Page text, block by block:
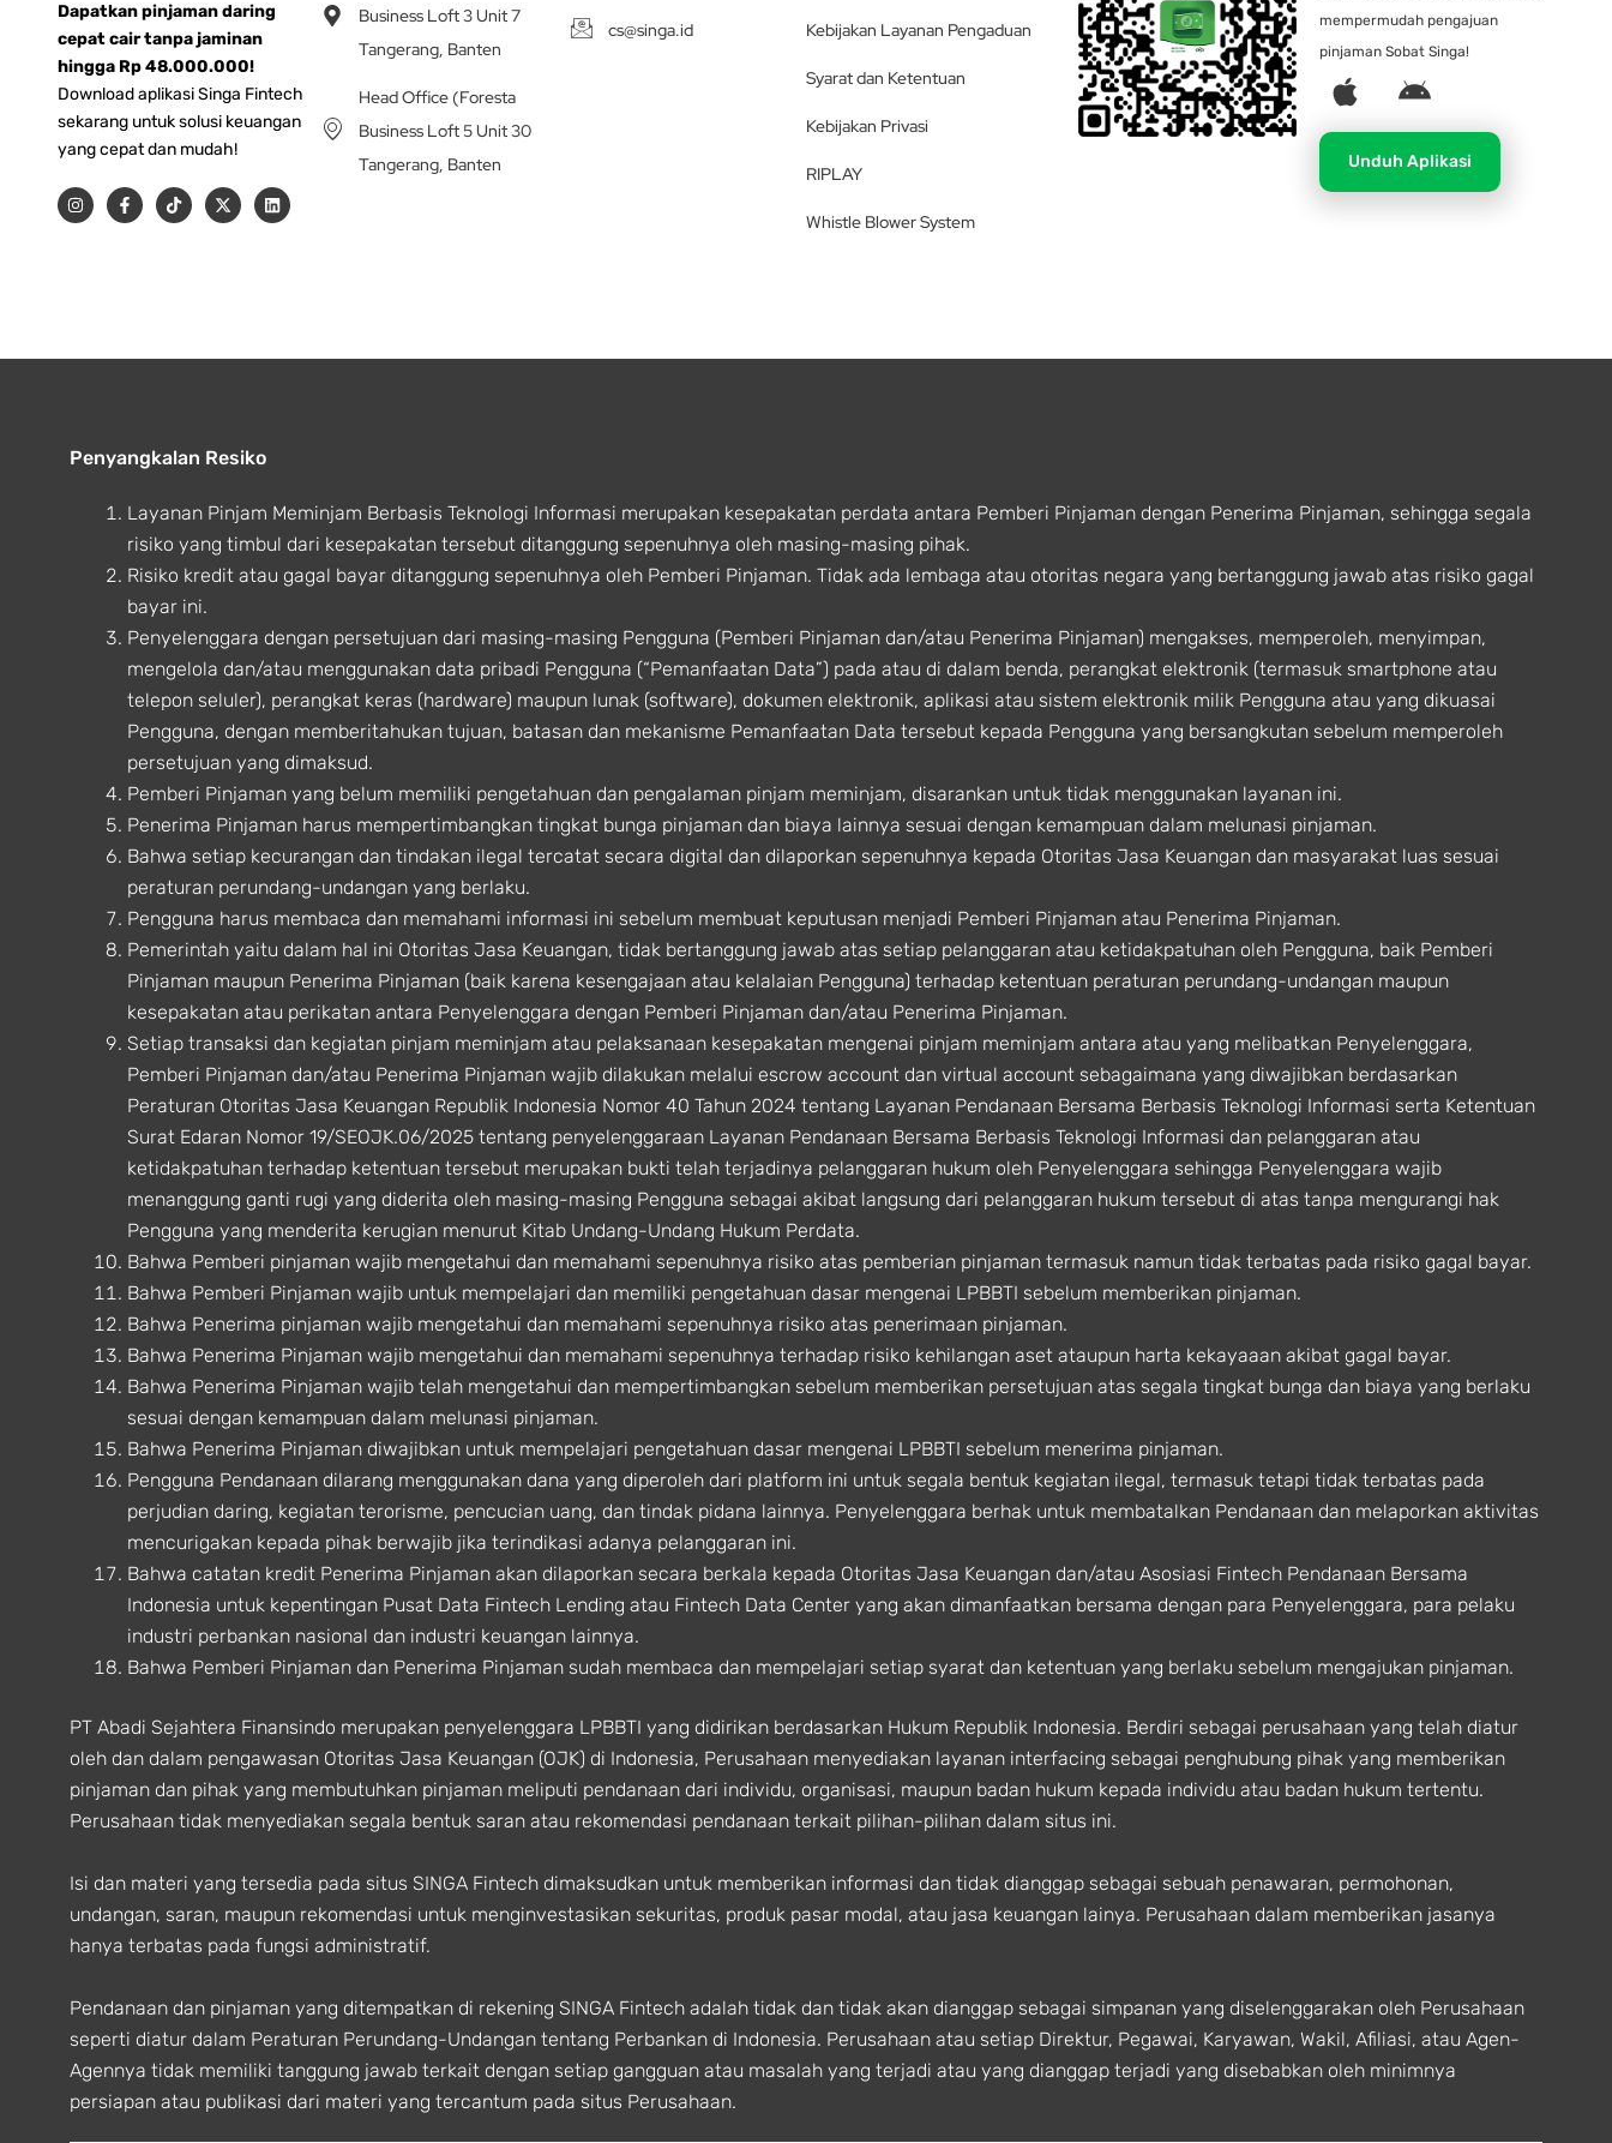
Dapatkan pinjaman daring
cepat cair tanpa jaminan
hingga Rp 48.000.000!
Download aplikasi Singa Fintech
sekarang untuk solusi keuangan
yang cepat dan mudah!
I
n
s
F
a
c
T
i
k
X
-
t
L
i
n
Business Loft 3 Unit 7
Tangerang, Banten
Head Office (Foresta
Business Loft 5 Unit 30
Tangerang, Banten
cs@singa.id Kebijakan Layanan Pengaduan
Syarat dan Ketentuan
Kebijakan Privasi
RIPLAY
Whistle Blower System
mempermudah pengajuan
pinjaman Sobat Singa!
A
p
p
l
e
A
n
d
r
o
Unduh Aplikasi
Penyangkalan Resiko
Layanan Pinjam Meminjam Berbasis Teknologi Informasi merupakan kesepakatan perdata antara Pemberi Pinjaman dengan Penerima Pinjaman, sehingga segala
risiko yang timbul dari kesepakatan tersebut ditanggung sepenuhnya oleh masing-masing pihak.
Risiko kredit atau gagal bayar ditanggung sepenuhnya oleh Pemberi Pinjaman. Tidak ada lembaga atau otoritas negara yang bertanggung jawab atas risiko gagal
bayar ini.
Penyelenggara dengan persetujuan dari masing-masing Pengguna (Pemberi Pinjaman dan/atau Penerima Pinjaman) mengakses, memperoleh, menyimpan,
mengelola dan/atau menggunakan data pribadi Pengguna (“Pemanfaatan Data”) pada atau di dalam benda, perangkat elektronik (termasuk smartphone atau
telepon seluler), perangkat keras (hardware) maupun lunak (software), dokumen elektronik, aplikasi atau sistem elektronik milik Pengguna atau yang dikuasai
Pengguna, dengan memberitahukan tujuan, batasan dan mekanisme Pemanfaatan Data tersebut kepada Pengguna yang bersangkutan sebelum memperoleh
persetujuan yang dimaksud.
Pemberi Pinjaman yang belum memiliki pengetahuan dan pengalaman pinjam meminjam, disarankan untuk tidak menggunakan layanan ini.
Penerima Pinjaman harus mempertimbangkan tingkat bunga pinjaman dan biaya lainnya sesuai dengan kemampuan dalam melunasi pinjaman.
Bahwa setiap kecurangan dan tindakan ilegal tercatat secara digital dan dilaporkan sepenuhnya kepada Otoritas Jasa Keuangan dan masyarakat luas sesuai
peraturan perundang-undangan yang berlaku.
Pengguna harus membaca dan memahami informasi ini sebelum membuat keputusan menjadi Pemberi Pinjaman atau Penerima Pinjaman.
Pemerintah yaitu dalam hal ini Otoritas Jasa Keuangan, tidak bertanggung jawab atas setiap pelanggaran atau ketidakpatuhan oleh Pengguna, baik Pemberi
Pinjaman maupun Penerima Pinjaman (baik karena kesengajaan atau kelalaian Pengguna) terhadap ketentuan peraturan perundang-undangan maupun
kesepakatan atau perikatan antara Penyelenggara dengan Pemberi Pinjaman dan/atau Penerima Pinjaman.
Setiap transaksi dan kegiatan pinjam meminjam atau pelaksanaan kesepakatan mengenai pinjam meminjam antara atau yang melibatkan Penyelenggara,
Pemberi Pinjaman dan/atau Penerima Pinjaman wajib dilakukan melalui escrow account dan virtual account sebagaimana yang diwajibkan berdasarkan
Peraturan Otoritas Jasa Keuangan Republik Indonesia Nomor 40 Tahun 2024 tentang Layanan Pendanaan Bersama Berbasis Teknologi Informasi serta Ketentuan
Surat Edaran Nomor 19/SEOJK.06/2025 tentang penyelenggaraan Layanan Pendanaan Bersama Berbasis Teknologi Informasi dan pelanggaran atau
ketidakpatuhan terhadap ketentuan tersebut merupakan bukti telah terjadinya pelanggaran hukum oleh Penyelenggara sehingga Penyelenggara wajib
menanggung ganti rugi yang diderita oleh masing-masing Pengguna sebagai akibat langsung dari pelanggaran hukum tersebut di atas tanpa mengurangi hak
Pengguna yang menderita kerugian menurut Kitab Undang-Undang Hukum Perdata.
Bahwa Pemberi pinjaman wajib mengetahui dan memahami sepenuhnya risiko atas pemberian pinjaman termasuk namun tidak terbatas pada risiko gagal bayar.
Bahwa Pemberi Pinjaman wajib untuk mempelajari dan memiliki pengetahuan dasar mengenai LPBBTI sebelum memberikan pinjaman.
Bahwa Penerima pinjaman wajib mengetahui dan memahami sepenuhnya risiko atas penerimaan pinjaman.
Bahwa Penerima Pinjaman wajib mengetahui dan memahami sepenuhnya terhadap risiko kehilangan aset ataupun harta kekayaaan akibat gagal bayar.
Bahwa Penerima Pinjaman wajib telah mengetahui dan mempertimbangkan sebelum memberikan persetujuan atas segala tingkat bunga dan biaya yang berlaku
sesuai dengan kemampuan dalam melunasi pinjaman.
Bahwa Penerima Pinjaman diwajibkan untuk mempelajari pengetahuan dasar mengenai LPBBTI sebelum menerima pinjaman.
Pengguna Pendanaan dilarang menggunakan dana yang diperoleh dari platform ini untuk segala bentuk kegiatan ilegal, termasuk tetapi tidak terbatas pada
perjudian daring, kegiatan terorisme, pencucian uang, dan tindak pidana lainnya. Penyelenggara berhak untuk membatalkan Pendanaan dan melaporkan aktivitas
mencurigakan kepada pihak berwajib jika terindikasi adanya pelanggaran ini.
Bahwa catatan kredit Penerima Pinjaman akan dilaporkan secara berkala kepada Otoritas Jasa Keuangan dan/atau Asosiasi Fintech Pendanaan Bersama
Indonesia untuk kepentingan Pusat Data Fintech Lending atau Fintech Data Center yang akan dimanfaatkan bersama dengan para Penyelenggara, para pelaku
industri perbankan nasional dan industri keuangan lainnya.
Bahwa Pemberi Pinjaman dan Penerima Pinjaman sudah membaca dan mempelajari setiap syarat dan ketentuan yang berlaku sebelum mengajukan pinjaman.
PT Abadi Sejahtera Finansindo merupakan penyelenggara LPBBTI yang didirikan berdasarkan Hukum Republik Indonesia. Berdiri sebagai perusahaan yang telah diatur
oleh dan dalam pengawasan Otoritas Jasa Keuangan (OJK) di Indonesia, Perusahaan menyediakan layanan interfacing sebagai penghubung pihak yang memberikan
pinjaman dan pihak yang membutuhkan pinjaman meliputi pendanaan dari individu, organisasi, maupun badan hukum kepada individu atau badan hukum tertentu.
Perusahaan tidak menyediakan segala bentuk saran atau rekomendasi pendanaan terkait pilihan-pilihan dalam situs ini.
Isi dan materi yang tersedia pada situs SINGA Fintech dimaksudkan untuk memberikan informasi dan tidak dianggap sebagai sebuah penawaran, permohonan,
undangan, saran, maupun rekomendasi untuk menginvestasikan sekuritas, produk pasar modal, atau jasa keuangan lainya. Perusahaan dalam memberikan jasanya
hanya terbatas pada fungsi administratif.
Pendanaan dan pinjaman yang ditempatkan di rekening SINGA Fintech adalah tidak dan tidak akan dianggap sebagai simpanan yang diselenggarakan oleh Perusahaan
seperti diatur dalam Peraturan Perundang-Undangan tentang Perbankan di Indonesia. Perusahaan atau setiap Direktur, Pegawai, Karyawan, Wakil, Afiliasi, atau Agen-
Agennya tidak memiliki tanggung jawab terkait dengan setiap gangguan atau masalah yang terjadi atau yang dianggap terjadi yang disebabkan oleh minimnya
persiapan atau publikasi dari materi yang tercantum pada situs Perusahaan.